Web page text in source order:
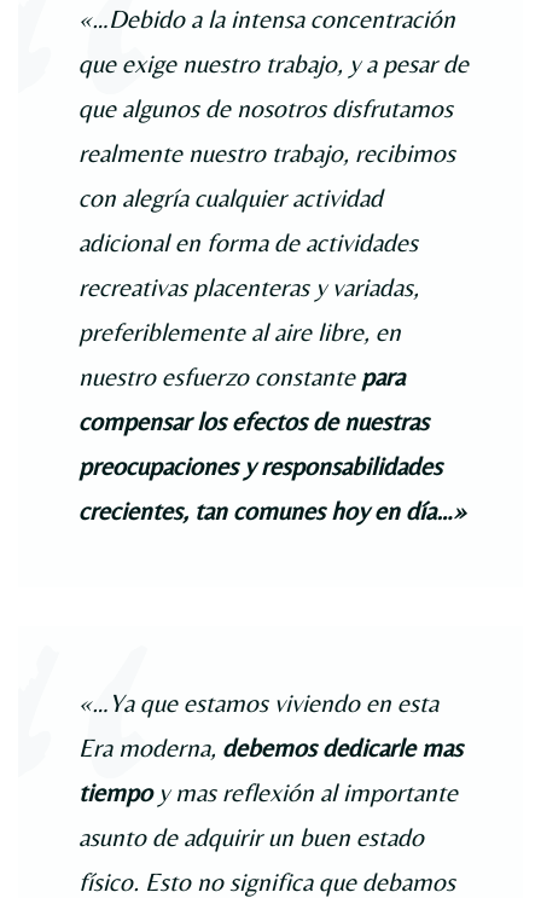
«…Debido a la intensa concentración
que exige nuestro trabajo, y a pesar de
que algunos de nosotros disfrutamos
realmente nuestro trabajo, recibimos
con alegría cualquier actividad
adicional en forma de actividades
recreativas placenteras y variadas,
preferiblemente al aire libre, en
nuestro esfuerzo constante para
compensar los efectos de nuestras
preocupaciones y responsabilidades
crecientes, tan comunes hoy en día…»
«…Ya que estamos viviendo en esta
Era moderna, debemos dedicarle mas
tiempoy mas reflexión al importante
asunto de adquirir un buen estado
físico. Esto no significa que debamos